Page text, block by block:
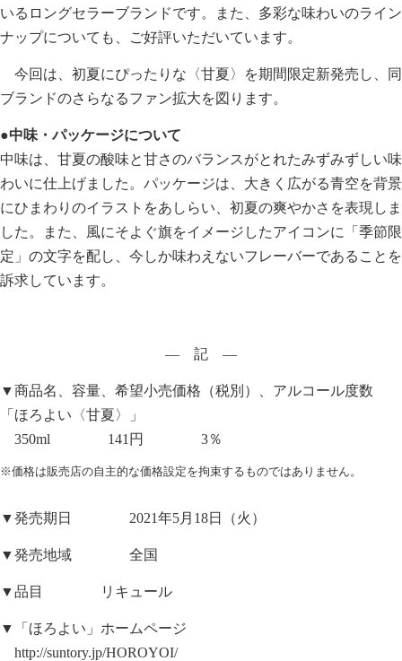
いるロングセラーブランドです。また、多彩な味わいのライン
ナップについても、ご好評いただいています。
今回は、初夏にぴったりな〈甘夏〉を期間限定新発売し、同
ブランドのさらなるファン拡大を図ります。
●中味・パッケージについて
中味は、甘夏の酸味と甘さのバランスがとれたみずみずしい味
わいに仕上げました。パッケージは、大きく広がる青空を背景
にひまわりのイラストをあしらい、初夏の爽やかさを表現しま
した。また、風にそよぐ旗をイメージしたアイコンに「季節限
定」の文字を配し、今しか味わえないフレーバーであることを
訴求しています。
― 記 ―
▼商品名、容量、希望小売価格（税別）、アルコール度数
「ほろよい〈甘夏〉」
350ml 141円 3％
※価格は販売店の自主的な価格設定を拘束するものではありません。
▼発売期日 2021年5月18日（火）
▼発売地域 全国
▼品目 リキュール
▼「ほろよい」ホームページ
http://suntory.jp/HOROYOI/